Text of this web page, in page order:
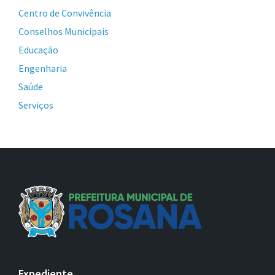
Centro de Convivência
Conselhos Municipais
Educação
Engenharia
Saúde
Serviços